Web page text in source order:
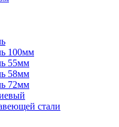
100мм
55мм
58мм
72мм
стали